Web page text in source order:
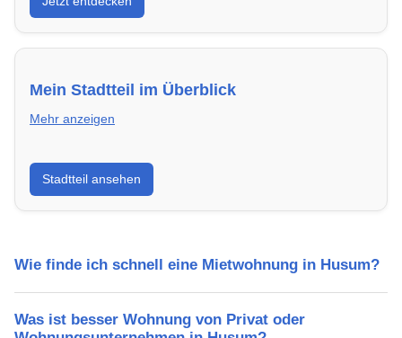
Mein Stadtteil im Überblick
Mehr anzeigen
Erfahre mehr über deinen Stadtteil in Husum:
Lebensqualität, Verkehrsanbindung, Schulen,
Freizeitmöglichkeiten und Mietpreise.
Stadtteil ansehen
Wie finde ich schnell eine Mietwohnung in Husum?
Was ist besser Wohnung von Privat oder